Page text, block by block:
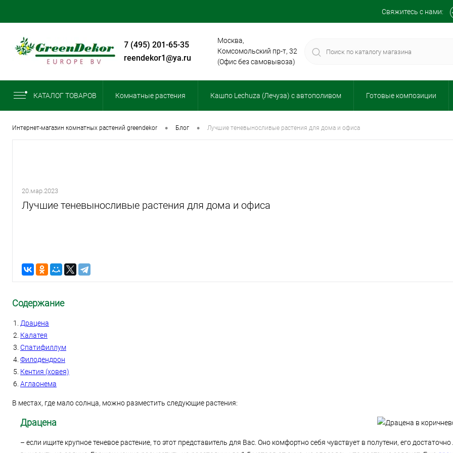
Свяжитесь с нами:
+7 (495) 201-65-35
greendekor1@ya.ru
Москва,
Комсомольский пр-т, 32
(Офис без самовывоза)
КАТАЛОГ ТОВАРОВ Комнатные растения Кашпо Lechuza (Лечуза) с автополивом Готовые композиции
интернет-магазин комнатных растений greendekor • блог • лучшие теневыносливые растения для дома и офиса
20.мар.2023
Лучшие теневыносливые растения для дома и офиса
Содержание
Драцена
Калатея
Спатифиллум
Филодендрон
Кентия (ховея)
Аглаонема
В местах, где мало солнца, можно разместить следующие растения:
Драцена
– если ищите крупное теневое растение, то этот представитель для Вас. Оно комфортно себя чувствует в полутени, его